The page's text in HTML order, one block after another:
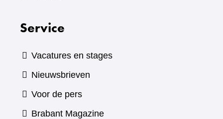
Service
Vacatures en stages
Nieuwsbrieven
Voor de pers
Brabant Magazine(verwijst